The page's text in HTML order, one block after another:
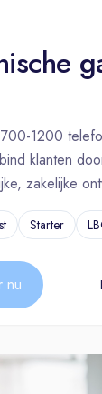
1200
klanten
zakelijke
Starter
nu